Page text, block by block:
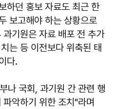
하던 홍보 자료도 최근 한
보고해야 하는 상황으로
기원은 자료 배포 전 추가
는 등 이전보다 위축된 태
다.
나 국회, 과기원 간 관련 행
악하기 위한 조치"라며